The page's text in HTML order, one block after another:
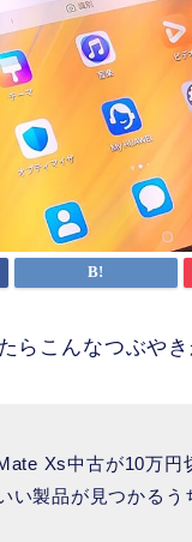
らこんなつぶやき
Xs中古が10万円
い製品が見つかる